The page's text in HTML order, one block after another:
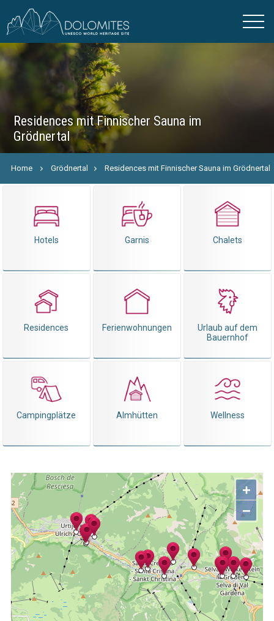
Residences mit Finnischer Sauna im
Grödnertal
Home Grödnertal Residences mit Finnischer Sauna im Grödnertal
Hotels Garnis Chalets
Residences Ferienwohnungen
Urlaub auf dem
Bauernhof
Campingplätze Almhütten Wellness
+
−